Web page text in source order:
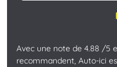
Avec une note de 4.88 /5
recommandent, Auto-ici